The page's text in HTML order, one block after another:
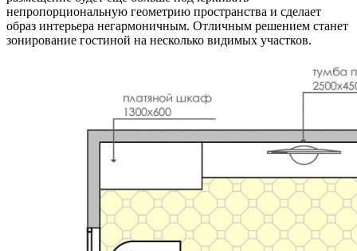
непропорциональную геометрию пространства и сделает
образ интерьера негармоничным. Отличным решением станет
зонирование гостиной на несколько видимых участков.